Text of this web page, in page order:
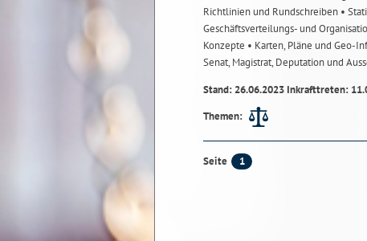
Richtlinien und Rundschreiben •
Geschäftsverteilungs- und
Konzepte • Karten, Pläne und Geo-
Senat, Magistrat, Deputation und
Stand: 26.06.2023 Inkrafttreten:
Themen:
Seite 1